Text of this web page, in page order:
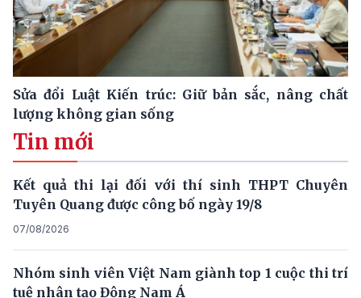
Sửa đổi Luật Kiến trúc: Giữ bản sắc, nâng chất
lượng không gian sống
Tin mới
Kết quả thi lại đối với thí sinh THPT Chuyên
Tuyên Quang được công bố ngày 19/8
07/08/2026
Nhóm sinh viên Việt Nam giành top 1 cuộc thi trí
tuệ nhân tạo Đông Nam Á